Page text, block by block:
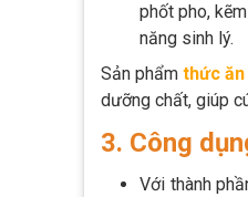
phốt pho,
năng sinh lý.
Sản phẩmthức
dưỡng chất, giúp
3. Công
Với thành